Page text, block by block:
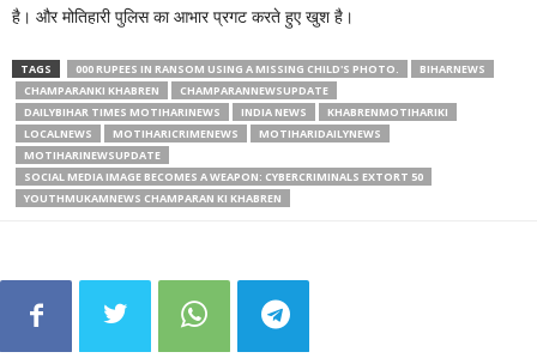
है। और मोतिहारी पुलिस का आभार प्रगट करते हुए खुश है।
TAGS 000 RUPEES IN RANSOM USING A MISSING CHILD'S PHOTO.
BIHARNEWS
CHAMPARANKI KHABREN
CHAMPARANNEWSUPDATE
DAILYBIHAR TIMES MOTIHARINEWS
INDIA NEWS
KHABRENMOTIHARIKI
LOCALNEWS
MOTIHARICRIMENEWS
MOTIHARIDAILYNEWS
MOTIHARINEWSUPDATE
SOCIAL MEDIA IMAGE BECOMES A WEAPON: CYBERCRIMINALS EXTORT 50
YOUTHMUKAMNEWS CHAMPARAN KI KHABREN